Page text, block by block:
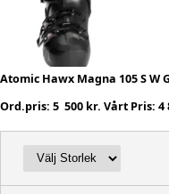
Atomic Hawx Magna 105 S W
Ord.pris: 5 500 kr. Vårt Pris: 4